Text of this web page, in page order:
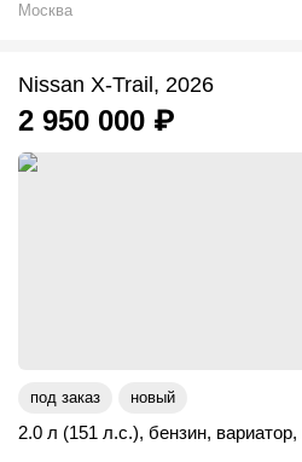
Москва
Nissan X-Trail, 2026
2 950 000 ₽
под заказ новый
2.0 л (151 л.с.), бензин, вариатор,